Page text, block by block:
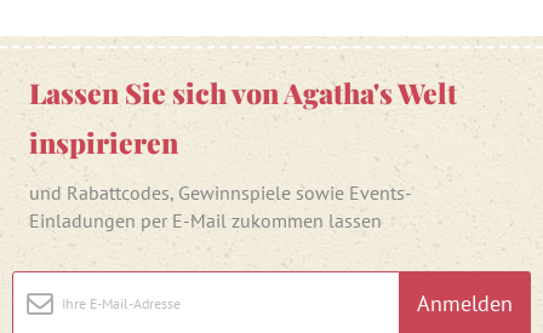
Lassen Sie sich von Agatha's Welt
inspirieren
und Rabattcodes, Gewinnspiele sowie Events-
Einladungen per E-Mail zukommen lassen
Anmelden